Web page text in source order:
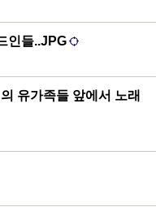
인들..JPG
유가족들 앞에서 노래